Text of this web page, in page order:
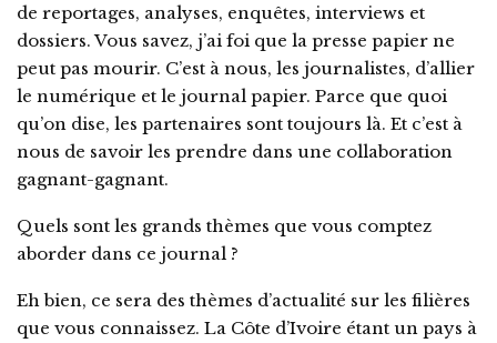
de reportages, analyses, enquêtes, interviews et
dossiers. Vous savez, j’ai foi que la presse papier ne
peut pas mourir. C’est à nous, les journalistes, d’allier
le numérique et le journal papier. Parce que quoi
qu’on dise, les partenaires sont toujours là. Et c’est à
nous de savoir les prendre dans une collaboration
gagnant-gagnant.
Quels sont les grands thèmes que vous comptez
aborder dans ce journal ?
Eh bien, ce sera des thèmes d’actualité sur les filières
que vous connaissez. La Côte d’Ivoire étant un pays à